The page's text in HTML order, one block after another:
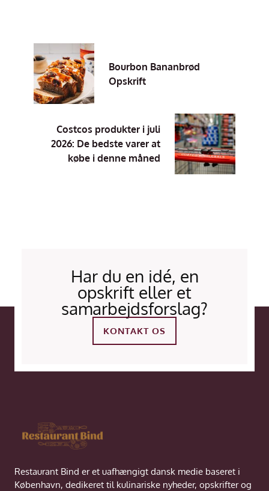
Bourbon Bananbrød
Opskrift
Costcos produkter i juli
2026: De bedste varer at
købe i denne måned
Har du en idé, en
opskrift eller et
samarbejdsforslag?
KONTAKT OS
Restaurant Bind er et uafhængigt dansk medie baseret i
København, dedikeret til kulinariske nyheder, opskrifter og